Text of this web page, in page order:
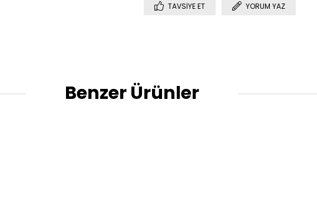
TAVSIYE ET YORUM YAZ
Benzer Ürünler